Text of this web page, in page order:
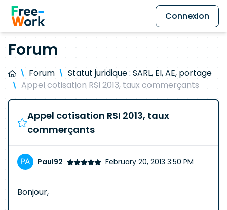
Connexion
Forum
Forum
Statut juridique : SARL, EI, AE, portage
Appel cotisation RSI 2013, taux commerçants
Appel cotisation RSI 2013, taux
commerçants
Paul92 February 20, 2013 3:50 PM
Bonjour,